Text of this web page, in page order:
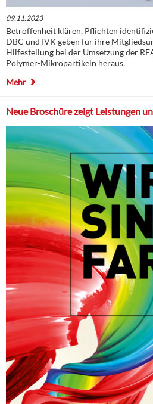
09.11.2023
Betroffenheit klären, Pflichten
DBC und IVK geben für ihre
Hilfestellung bei der Umsetzung der
Polymer-Mikropartikeln heraus.
Mehr
Neue Broschüre zeigt Leistungen